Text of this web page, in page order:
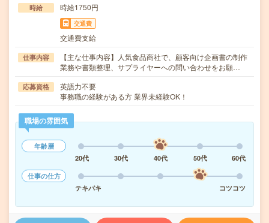
時給 時給1750円
交通費
交通費支給
仕事内容
【主な仕事内容】人気食品商社で、顧客向け企画書の制作
業務や書類整理、サプライヤーへの問い合わせをお願…
応募資格
英語力不要
事務職の経験がある方 業界未経験OK！
職場の雰囲気
年齢層
20代
30代 40代 50代
60代
仕事の仕方
テキパキ
コツコツ